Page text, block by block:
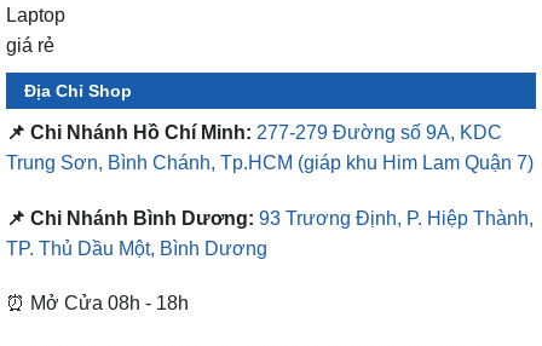
Địa Chỉ Shop
📌 Chi Nhánh Hồ Chí Minh: 277-279 Đường số 9A, KDC
Trung Sơn, Bình Chánh, Tp.HCM (giáp khu Him Lam Quận 7)
📌 Chi Nhánh Bình Dương: 93 Trương Định, P. Hiệp Thành,
TP. Thủ Dầu Một, Bình Dương
⏰ Mở Cửa 08h - 18h